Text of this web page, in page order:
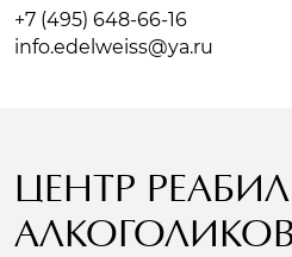
+7 (495) 648-66-16
info.edelweiss@ya.ru
ЦЕНТР